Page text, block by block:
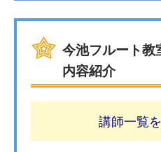
今池フルート
内容紹介
講師一覧